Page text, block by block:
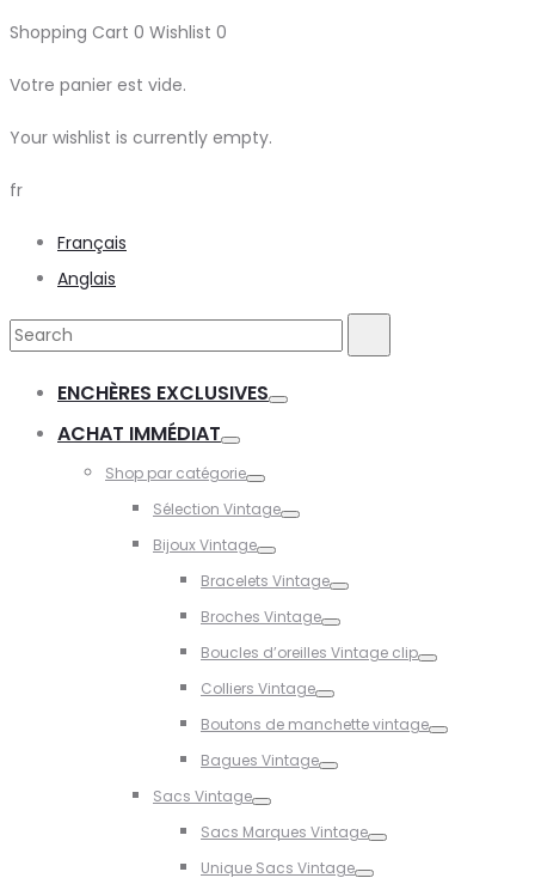
Shopping Cart 0 Wishlist 0
Votre panier est vide.
Your wishlist is currently empty.
fr
Français
Anglais
Search
ENCHÈRES EXCLUSIVES
ACHAT IMMÉDIAT
Shop par catégorie
Sélection Vintage
Bijoux Vintage
Bracelets Vintage
Broches Vintage
Boucles d’oreilles Vintage clip
Colliers Vintage
Boutons de manchette vintage
Bagues Vintage
Sacs Vintage
Sacs Marques Vintage
Unique Sacs Vintage